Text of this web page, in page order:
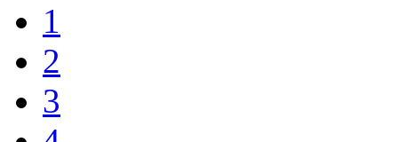
1
2
3